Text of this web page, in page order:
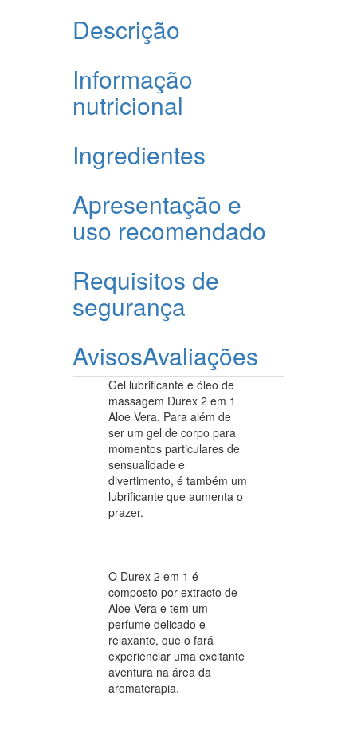
Descrição
Informação
nutricional
Ingredientes
Apresentação e
uso recomendado
Requisitos de
segurança
AvisosAvaliações
Gel lubrificante e óleo de
massagem Durex 2 em 1
Aloe Vera. Para além de
ser um gel de corpo para
momentos particulares de
sensualidade e
divertimento, é também um
lubrificante que aumenta o
prazer.
O Durex 2 em 1 é
composto por extracto de
Aloe Vera e tem um
perfume delicado e
relaxante, que o fará
experienciar uma excitante
aventura na área da
aromaterapia.